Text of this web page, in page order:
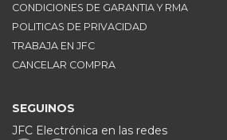
CONDICIONES DE GARANTIA Y RMA
POLITICAS DE PRIVACIDAD
TRABAJA EN JFC
CANCELAR COMPRA
SEGUINOS
JFC Electrónica en las redes